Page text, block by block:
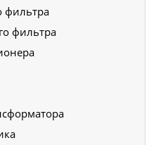
фильтра
фильтра